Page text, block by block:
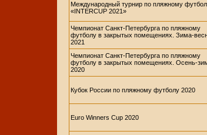
Международный турнир по пляжному
«INTERCUP 2021»
Чемпионат Санкт-Петербурга по пляжному
футболу в закрытых помещениях. Зима-
2021
Чемпионат Санкт-Петербурга по пляжному
футболу в закрытых помещениях. Осень-
2020
Кубок России по пляжному футболу 2020
Euro Winners Cup 2020